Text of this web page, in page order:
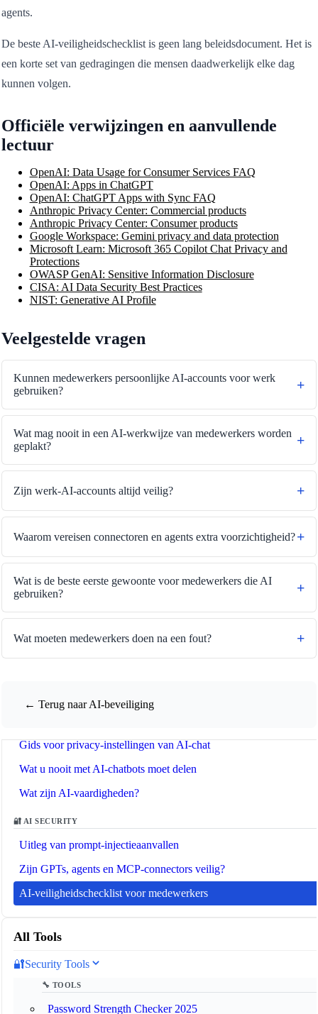
🔗Related Tools
🔧 TOOLS
LLM Token Counter
Gids voor privacy-instellingen van AI-chat
Wat u nooit met AI-chatbots moet delen
Wat zijn AI-vaardigheden?
🔐 AI SECURITY
Uitleg van prompt-injectieaanvallen
Zijn GPTs, agents en MCP-connectors veilig?
AI-veiligheidschecklist voor medewerkers
All Tools
🔐Security Tools
🔧 TOOLS
Password Strength Checker 2025
agents.
De beste AI-veiligheidschecklist is geen lang beleidsdocument. Het is
een korte set van gedragingen die mensen daadwerkelijk elke dag
kunnen volgen.
Officiële verwijzingen en aanvullende
lectuur
OpenAI: Data Usage for Consumer Services FAQ
OpenAI: Apps in ChatGPT
OpenAI: ChatGPT Apps with Sync FAQ
Anthropic Privacy Center: Commercial products
Anthropic Privacy Center: Consumer products
Google Workspace: Gemini privacy and data protection
Microsoft Learn: Microsoft 365 Copilot Chat Privacy and
Protections
OWASP GenAI: Sensitive Information Disclosure
CISA: AI Data Security Best Practices
NIST: Generative AI Profile
Veelgestelde vragen
Kunnen medewerkers persoonlijke AI-accounts voor werk
gebruiken?
Wat mag nooit in een AI-werkwijze van medewerkers worden
geplakt?
Zijn werk-AI-accounts altijd veilig?
Waarom vereisen connectoren en agents extra voorzichtigheid?
Wat is de beste eerste gewoonte voor medewerkers die AI
gebruiken?
Wat moeten medewerkers doen na een fout?
← Terug naar AI-beveiliging